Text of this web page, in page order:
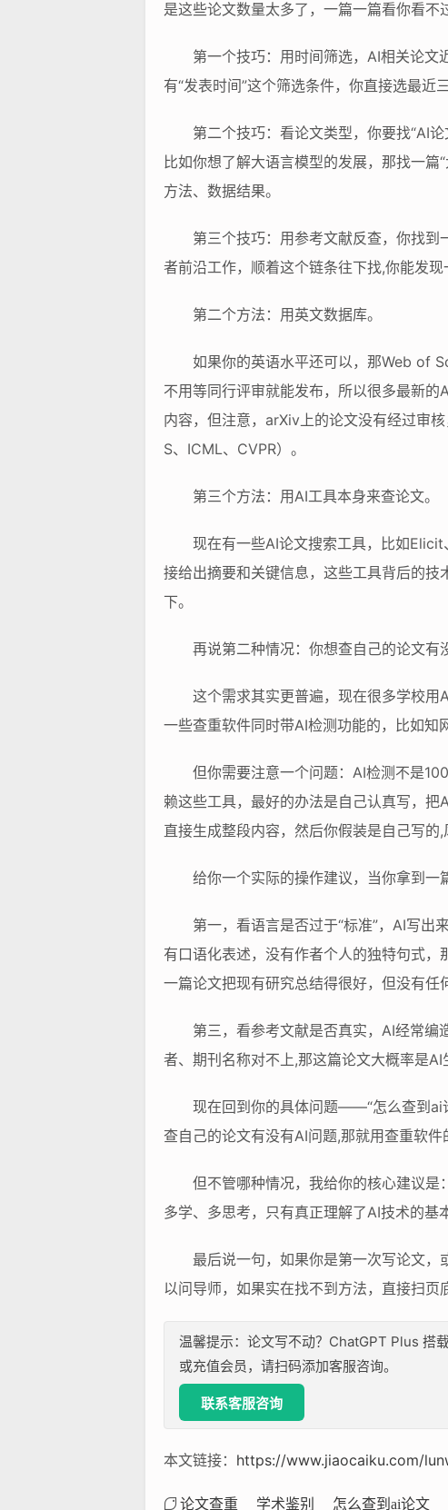
是这些论文数量太多了，一篇一篇看你看不
第一个技巧：用时间筛选，AI相关论
有“发表时间”这个筛选条件，你直接选最近
第二个技巧：看论文类型，你要找“AI
比如你想了解大语言模型的发展，那找一
方法、数据结果。
第三个技巧：用参考文献反查，你找
者前沿工作，顺着这个链条往下找,你能发现
第二个方法：用英文数据库。
如果你的英语水平还可以，那Web of
不用等同行评审就能发布，所以很多最新
内容，但注意，arXiv上的论文没有经过审
S、ICML、CVPR）。
第三个方法：用AI工具本身来查论文。
现在有一些AI论文搜索工具，比如
接给出摘要和关键信息，这些工具背后的
下。
再说第二种情况：你想查自己的论文有
这个需求其实更普遍，现在很多学校用
一些查重软件同时带AI检测功能的，比如知
但你需要注意一个问题：AI检测不是
赖这些工具，最好的办法是自己认真写，
直接生成整段内容，然后你假装是自己写的,
给你一个实际的操作建议，当你拿到一
第一，看语言是否过于“标准”，AI写
有口语化表述，没有作者个人的独特句式
一篇论文把现有研究总结得很好，但没有任
第三，看参考文献是否真实，AI经常
者、期刊名称对不上,那这篇论文大概率是AI
现在回到你的具体问题——“怎么查到ai
查自己的论文有没有AI问题,那就用查重软件
但不管哪种情况，我给你的核心建议是
多学、多思考，只有真正理解了AI技术的基
最后说一句，如果你是第一次写论文
以问导师，如果实在找不到方法，直接扫页
温馨提示：论文写不动？ChatGPT Plus 搭
或充值会员，请扫码添加客服咨询。
联系客服咨询
本文链接： https://www.jiaocaiku.com/
论文查重 学术鉴别 怎么查到ai论文